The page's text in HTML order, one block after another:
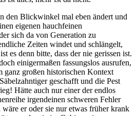
den Blickwinkel mal eben ändert und
eigenen hauchfeinen
sich da von Generation zu
Zeiten windet und schlängelt,
es denn bitte, dass der nie gerissen ist.
einigermaßen fassungslos ausrufen,
ganz großen historischen Kontext
geschafft und die Pest
Hätte auch nur einer der endlos
irgendeinen schweren Fehler
er oder sie nur etwas früher krank